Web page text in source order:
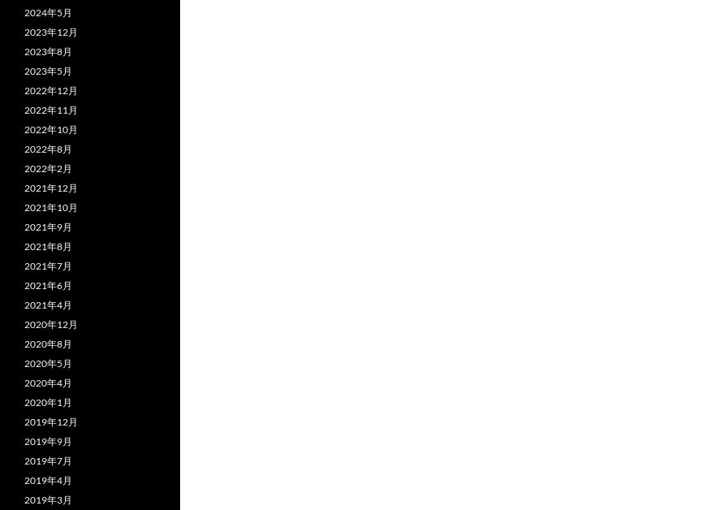
2024年5月
2023年12月
2023年8月
2023年5月
2022年12月
2022年11月
2022年10月
2022年8月
2022年2月
2021年12月
2021年10月
2021年9月
2021年8月
2021年7月
2021年6月
2021年4月
2020年12月
2020年8月
2020年5月
2020年4月
2020年1月
2019年12月
2019年9月
2019年7月
2019年4月
2019年3月